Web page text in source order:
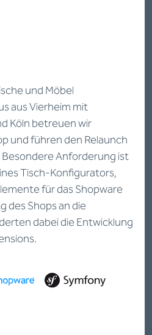
und Möbel
aus Vierheim mit
Köln betreuen wir
und führen den Relaunch
Anforderung ist
Tisch-Konfigurators,
für das Shopware
des Shops an die
dabei die Entwicklung